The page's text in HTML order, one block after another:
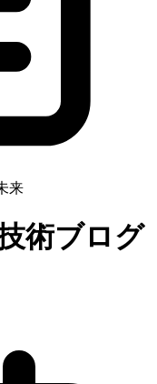
来
術ブログ